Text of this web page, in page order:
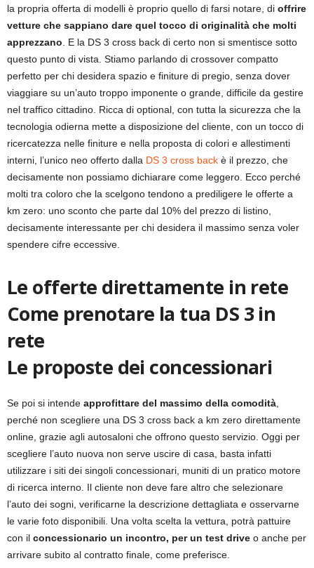
la propria offerta di modelli è proprio quello di farsi notare, di offrire
vetture che sappiano dare quel tocco di originalità che molti
apprezzano. E la DS 3 cross back di certo non si smentisce sotto
questo punto di vista. Stiamo parlando di crossover compatto
perfetto per chi desidera spazio e finiture di pregio, senza dover
viaggiare su un’auto troppo imponente o grande, difficile da gestire
nel traffico cittadino. Ricca di optional, con tutta la sicurezza che la
tecnologia odierna mette a disposizione del cliente, con un tocco di
ricercatezza nelle finiture e nella proposta di colori e allestimenti
interni, l’unico neo offerto dalla DS 3 cross back è il prezzo, che
decisamente non possiamo dichiarare come leggero. Ecco perché
molti tra coloro che la scelgono tendono a prediligere le offerte a
km zero: uno sconto che parte dal 10% del prezzo di listino,
decisamente interessante per chi desidera il massimo senza voler
spendere cifre eccessive.
Le offerte direttamente in rete
Come prenotare la tua DS 3 in
rete
Le proposte dei concessionari
Se poi si intende approfittare del massimo della comodità,
perché non scegliere una DS 3 cross back a km zero direttamente
online, grazie agli autosaloni che offrono questo servizio. Oggi per
scegliere l’auto nuova non serve uscire di casa, basta infatti
utilizzare i siti dei singoli concessionari, muniti di un pratico motore
di ricerca interno. Il cliente non deve fare altro che selezionare
l’auto dei sogni, verificarne la descrizione dettagliata e osservarne
le varie foto disponibili. Una volta scelta la vettura, potrà pattuire
con il concessionario un incontro, per un test drive o anche per
arrivare subito al contratto finale, come preferisce.